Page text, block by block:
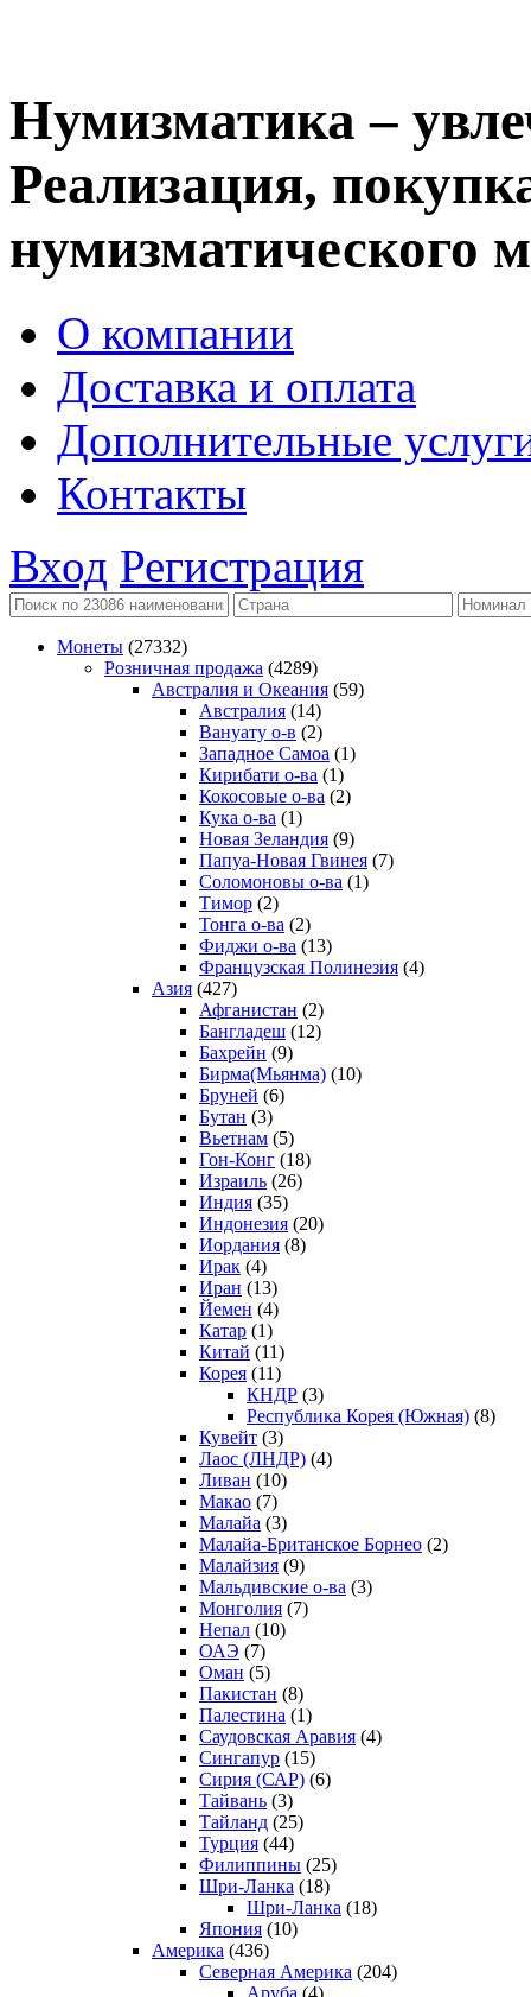
Нумизматика –
Реализация,
нумизматического
О компании
Доставка и оплата
Дополнительные
Контакты
Вход Регистрация
Монеты (27332)
Розничная продажа (4289)
Австралия и Океания (59)
Австралия (14)
Вануату о-в (2)
Западное Самоа (1)
Кирибати о-ва (1)
Кокосовые о-ва (2)
Кука о-ва (1)
Новая Зеландия (9)
Папуа-Новая Гвинея (7)
Соломоновы о-ва (1)
Тимор (2)
Тонга о-ва (2)
Фиджи о-ва (13)
Французская Полинезия (4)
Азия (427)
Афганистан (2)
Бангладеш (12)
Бахрейн (9)
Бирма(Мьянма) (10)
Бруней (6)
Бутан (3)
Вьетнам (5)
Гон-Конг (18)
Израиль (26)
Индия (35)
Индонезия (20)
Иордания (8)
Ирак (4)
Иран (13)
Йемен (4)
Катар (1)
Китай (11)
Корея (11)
КНДР (3)
Республика Корея (Южная) (8)
Кувейт (3)
Лаос (ЛНДР) (4)
Ливан (10)
Макао (7)
Малайа (3)
Малайа-Британское Борнео (2)
Малайзия (9)
Мальдивские о-ва (3)
Монголия (7)
Непал (10)
ОАЭ (7)
Оман (5)
Пакистан (8)
Палестина (1)
Саудовская Аравия (4)
Сингапур (15)
Сирия (САР) (6)
Тайвань (3)
Тайланд (25)
Турция (44)
Филиппины (25)
Шри-Ланка (18)
Шри-Ланка (18)
Япония (10)
Америка (436)
Северная Америка (204)
Аруба (4)